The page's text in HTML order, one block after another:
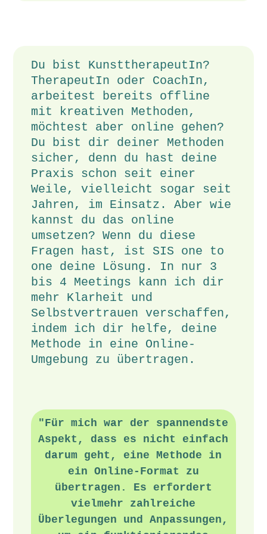
Du bist KunsttherapeutIn?
TherapeutIn oder CoachIn,
arbeitest bereits offline
mit kreativen Methoden,
möchtest aber online gehen?
Du bist dir deiner Methoden
sicher, denn du hast deine
Praxis schon seit einer
Weile, vielleicht sogar seit
Jahren, im Einsatz. Aber wie
kannst du das online
umsetzen? Wenn du diese
Fragen hast, ist SIS one to
one deine Lösung. In nur 3
bis 4 Meetings kann ich dir
mehr Klarheit und
Selbstvertrauen verschaffen,
indem ich dir helfe, deine
Methode in eine Online-
Umgebung zu übertragen.
"Für mich war der spannendste
Aspekt, dass es nicht einfach
darum geht, eine Methode in
ein Online-Format zu
übertragen. Es erfordert
vielmehr zahlreiche
Überlegungen und Anpassungen,